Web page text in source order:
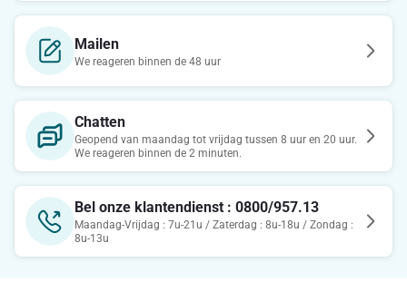
Mailen
We reageren binnen de 48 uur
Chatten
Geopend van maandag tot vrijdag tussen 8 uur en 20 uur.
We reageren binnen de 2 minuten.
Bel onze klantendienst : 0800/957.13
Maandag-Vrijdag : 7u-21u / Zaterdag : 8u-18u / Zondag :
8u-13u